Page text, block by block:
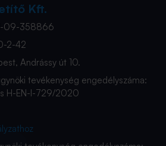
Kft.
09-358866
2-42
Andrássy út 10.
tevékenység engedélyszáma:
H-EN-I-729/2020